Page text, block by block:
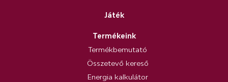
Játék
Termékeink
Termékbemutató
Összetevő kereső
Energia kalkulátor